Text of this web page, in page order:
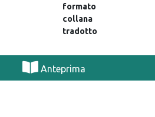
formato
collana
tradotto
Anteprima